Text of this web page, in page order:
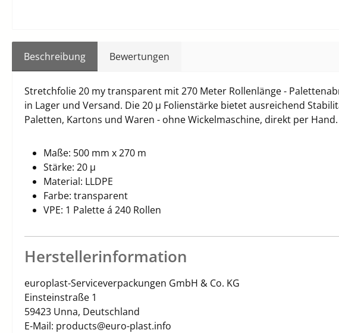
Beschreibung Bewertungen
Stretchfolie 20 my transparent mit 270 Meter Rollenlänge -
in Lager und Versand. Die 20 µ Folienstärke bietet ausreichend
Paletten, Kartons und Waren - ohne Wickelmaschine, direkt per Hand.
Maße: 500 mm x 270 m
Stärke: 20 µ
Material: LLDPE
Farbe: transparent
VPE: 1 Palette á 240 Rollen
Herstellerinformation
europlast-Serviceverpackungen GmbH & Co. KG
Einsteinstraße 1
59423 Unna, Deutschland
E-Mail: products@euro-plast.info